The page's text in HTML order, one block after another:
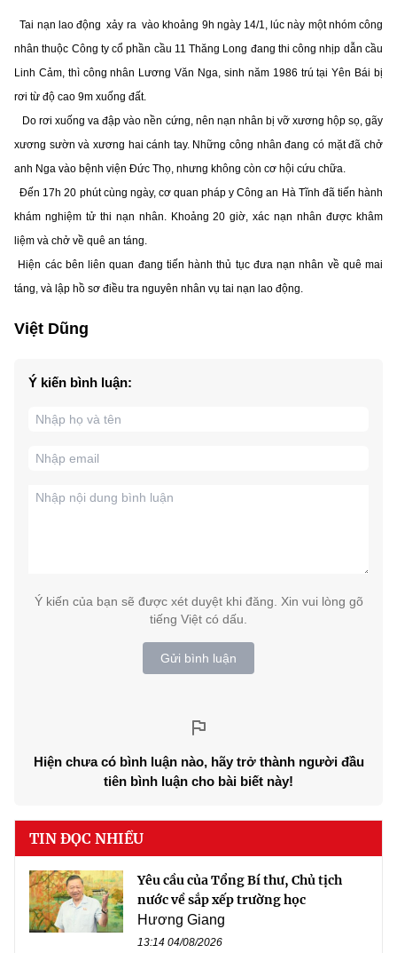
Tai nạn lao động xảy ra vào khoảng 9h ngày 14/1, lúc này một nhóm công
nhân thuộc Công ty cổ phần cầu 11 Thăng Long đang thi công nhịp dẫn cầu
Linh Cảm, thì công nhân Lương Văn Nga, sinh năm 1986 trú tại Yên Bái bị
rơi từ độ cao 9m xuống đất.
Do rơi xuống va đập vào nền cứng, nên nạn nhân bị vỡ xương hộp sọ, gãy
xương sườn và xương hai cánh tay. Những công nhân đang có mặt đã chở
anh Nga vào bệnh viện Đức Thọ, nhưng không còn cơ hội cứu chữa.
Đến 17h 20 phút cùng ngày, cơ quan pháp y Công an Hà Tĩnh đã tiến hành
khám nghiệm tử thi nạn nhân. Khoảng 20 giờ, xác nạn nhân được khâm
liệm và chở về quê an táng.
Hiện các bên liên quan đang tiến hành thủ tục đưa nạn nhân về quê mai
táng, và lập hồ sơ điều tra nguyên nhân vụ tai nạn lao động.
Việt Dũng
Ý kiến bình luận:
Ý kiến của bạn sẽ được xét duyệt khi đăng. Xin vui lòng gõ
tiếng Việt có dấu.
Gửi bình luận
Hiện chưa có bình luận nào, hãy trở thành người đầu
tiên bình luận cho bài biết này!
TIN ĐỌC NHIỀU
Yêu cầu của Tổng Bí thư, Chủ tịch
nước về sắp xếp trường học
Hương Giang
13:14 04/08/2026